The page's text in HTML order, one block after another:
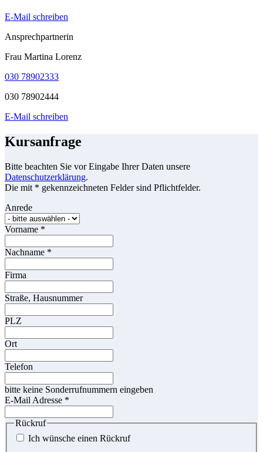
E-Mail schreiben
Ansprechpartnerin
Frau Martina Lorenz
030 78902333
030 78902444
E-Mail schreiben
Kursanfrage
Bitte beachten Sie vor Eingabe Ihrer Daten unsere
Datenschutzerklärung.
Die mit * gekennzeichneten Felder sind Pflichtfelder.
Anrede
Vorname *
Nachname *
Firma
Straße, Hausnummer
PLZ
Ort
Telefon
bitte keine Sonderrufnummern eingeben
E-Mail Adresse *
Rückruf
Ich wünsche einen Rückruf